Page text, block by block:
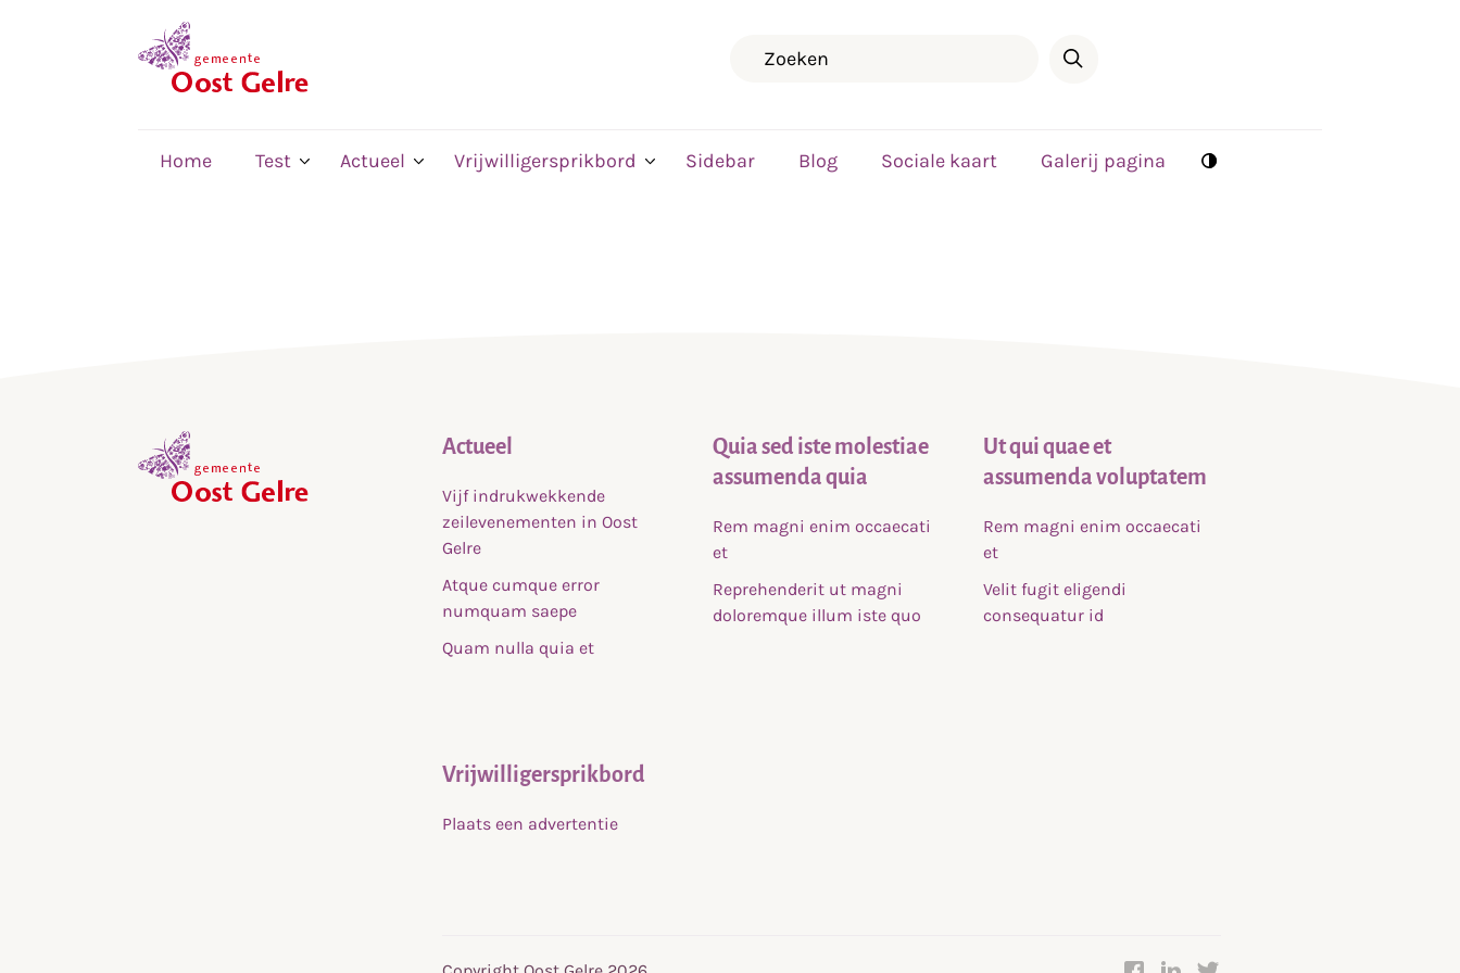
Home Test Actueel Vrijwilligersprikbord Sidebar Blog Sociale kaart Galerij pagina
Actueel
Vijf indrukwekkende
zeilevenementen in Oost
Gelre
Atque cumque error
numquam saepe
Quam nulla quia et
Quia sed iste molestiae
assumenda quia
Rem magni enim occaecati
et
Reprehenderit ut magni
doloremque illum iste quo
Ut qui quae et
assumenda voluptatem
Rem magni enim occaecati
et
Velit fugit eligendi
consequatur id
Vrijwilligersprikbord
Plaats een advertentie